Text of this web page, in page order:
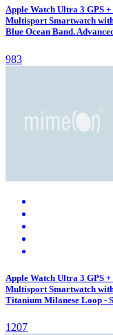
Apple Watch Ultra 3 GPS
Multisport Smartwatch
Blue Ocean Band.
983
Apple Watch Ultra 3 GPS
Multisport Smartwatch
Titanium Milanese Loop -
1207